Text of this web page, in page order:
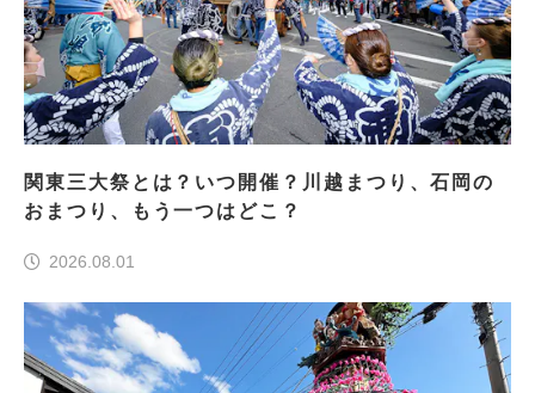
関東三大祭とは？いつ開催？川越まつり、石岡の
おまつり、もう一つはどこ？
2026.08.01